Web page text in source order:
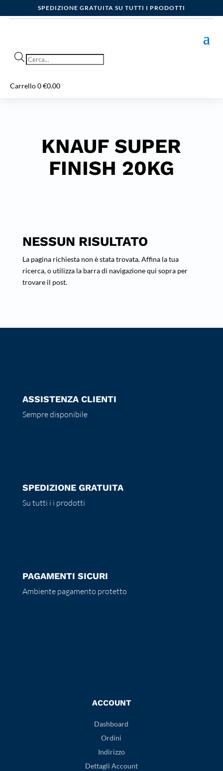
SPEDIZIONE GRATUITA SU TUTTI I PRODOTTI
Products
Carrello0€0.00
KNAUF SUPER
FINISH 20KG
NESSUN RISULTATO
La pagina richiesta non è stata trovata. Affina la tua
ricerca, o utilizza la barra di navigazione qui sopra per
trovare il post.
ASSISTENZA CLIENTI
Sempre disponibile
SPEDIZIONE GRATUITA
Su tutti i i prodotti
PAGAMENTI SICURI
Ambiente pagamento protetto
ACCOUNT
Dashboard
Ordini
Indirizzo
Dettagli Account